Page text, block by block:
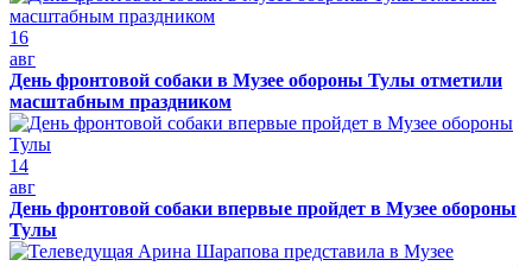
16
авг
День фронтовой собаки в Музее обороны Тулы отметили
масштабным праздником
14
авг
День фронтовой собаки впервые пройдет в Музее обороны
Тулы